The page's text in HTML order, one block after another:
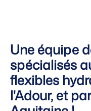
Une équipe
spécialisés
flexibles
l'Adour, et